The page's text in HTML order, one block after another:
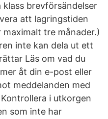
klass brevförsändelser
att lagringstiden
tre månader.)
inte kan dela ut ett
Läs om vad du
åt din e-post eller
meddelanden med
i utkorgen
som inte har